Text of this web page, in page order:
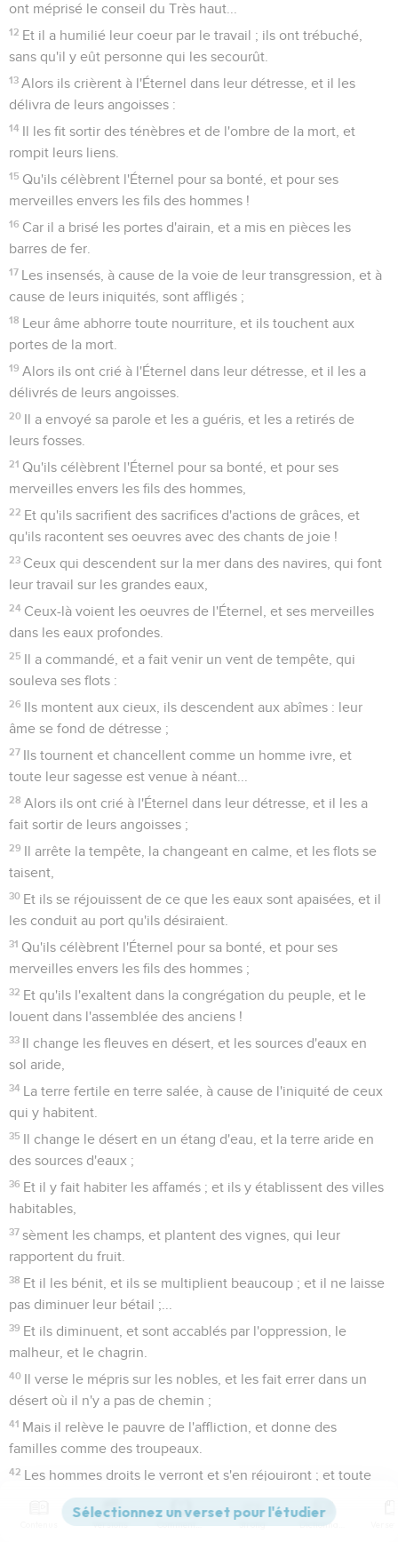
ont méprisé le conseil du Très haut...
12 Et il a humilié leur coeur par le travail ; ils ont trébuché,
sans qu'il y eût personne qui les secourût.
13 Alors ils crièrent à l'Éternel dans leur détresse, et il les
délivra de leurs angoisses :
14 Il les fit sortir des ténèbres et de l'ombre de la mort, et
rompit leurs liens.
15 Qu'ils célèbrent l'Éternel pour sa bonté, et pour ses
merveilles envers les fils des hommes !
16 Car il a brisé les portes d'airain, et a mis en pièces les
barres de fer.
17 Les insensés, à cause de la voie de leur transgression, et à
cause de leurs iniquités, sont affligés ;
18 Leur âme abhorre toute nourriture, et ils touchent aux
portes de la mort.
19 Alors ils ont crié à l'Éternel dans leur détresse, et il les a
délivrés de leurs angoisses.
20 Il a envoyé sa parole et les a guéris, et les a retirés de
leurs fosses.
21 Qu'ils célèbrent l'Éternel pour sa bonté, et pour ses
merveilles envers les fils des hommes,
22 Et qu'ils sacrifient des sacrifices d'actions de grâces, et
qu'ils racontent ses oeuvres avec des chants de joie !
23 Ceux qui descendent sur la mer dans des navires, qui font
leur travail sur les grandes eaux,
24 Ceux-là voient les oeuvres de l'Éternel, et ses merveilles
dans les eaux profondes.
25 Il a commandé, et a fait venir un vent de tempête, qui
souleva ses flots :
26 Ils montent aux cieux, ils descendent aux abîmes : leur
âme se fond de détresse ;
27 Ils tournent et chancellent comme un homme ivre, et
toute leur sagesse est venue à néant...
28 Alors ils ont crié à l'Éternel dans leur détresse, et il les a
fait sortir de leurs angoisses ;
29 Il arrête la tempête, la changeant en calme, et les flots se
taisent,
30 Et ils se réjouissent de ce que les eaux sont apaisées, et il
les conduit au port qu'ils désiraient.
31 Qu'ils célèbrent l'Éternel pour sa bonté, et pour ses
merveilles envers les fils des hommes ;
32 Et qu'ils l'exaltent dans la congrégation du peuple, et le
louent dans l'assemblée des anciens !
33 Il change les fleuves en désert, et les sources d'eaux en
sol aride,
34 La terre fertile en terre salée, à cause de l'iniquité de ceux
qui y habitent.
35 Il change le désert en un étang d'eau, et la terre aride en
des sources d'eaux ;
36 Et il y fait habiter les affamés ; et ils y établissent des villes
habitables,
37 sèment les champs, et plantent des vignes, qui leur
rapportent du fruit.
38 Et il les bénit, et ils se multiplient beaucoup ; et il ne laisse
pas diminuer leur bétail ;...
39 Et ils diminuent, et sont accablés par l'oppression, le
malheur, et le chagrin.
40 Il verse le mépris sur les nobles, et les fait errer dans un
désert où il n'y a pas de chemin ;
41 Mais il relève le pauvre de l'affliction, et donne des
familles comme des troupeaux.
42 Les hommes droits le verront et s'en réjouiront ; et toute
iniquité fermera sa bouche.
Qui est sage prendra garde à ces choses, et comprendra
Versions Commentaires Strong